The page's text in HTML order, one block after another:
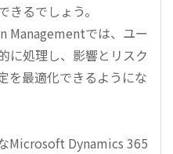
るでしょう。
Managementでは、ユー
に処理し、影響とリスク
を最適化できるようにな
Microsoft Dynamics 365